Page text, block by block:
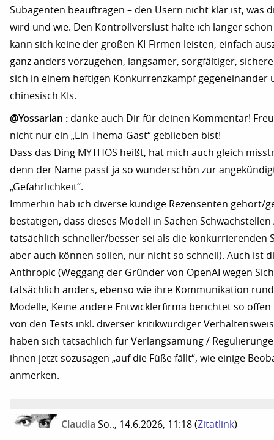
Subagenten beauftragen – den Usern nicht klar ist, was
wird und wie. Den Kontrollverslust halte ich länger schon
kann sich keine der großen KI-Firmen leisten, einfach
ganz anders vorzugehen, langsamer, sorgfältiger,
sich in einem heftigen Konkurrenzkampf gegeneinander
chinesisch KIs.
@Yossarian : danke auch Dir für deinen Kommentar!
nicht nur ein „Ein-Thema-Gast“ geblieben bist!
Dass das Ding MYTHOS heißt, hat mich auch gleich
denn der Name passt ja so wunderschön zur
„Gefährlichkeit“.
Immerhin hab ich diverse kundige Rezensenten gehört/
bestätigen, dass dieses Modell in Sachen
tatsächlich schneller/besser sei als die konkurrierenden
aber auch können sollen, nur nicht so schnell). Auch ist
Anthropic (Weggang der Gründer von OpenAI wegen
tatsächlich anders, ebenso wie ihre Kommunikation
Modelle, Keine andere Entwicklerfirma berichtet so
von den Tests inkl. diverser kritikwürdiger
haben sich tatsächlich für Verlangsamung /
ihnen jetzt sozusagen „auf die Füße fällt“, wie einige
anmerken.
Claudia So.., 14.6.2026, 11:18 (Zitatlink)